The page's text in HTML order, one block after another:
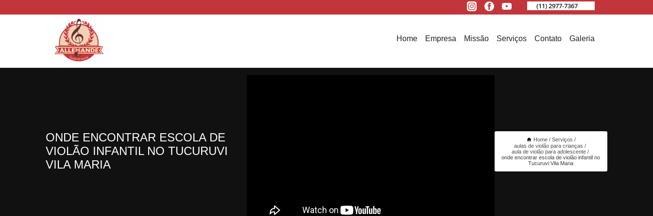
(11) 2977-7367
Home Empresa Missão Serviços Contato Galeria
ONDE ENCONTRAR ESCOLA DE
VIOLÃO INFANTIL NO TUCURUVI
VILA MARIA
Home
Serviços
aulas de violão para crianças
aula de violão para adolescente
onde encontrar escola de violão infantil no
Tucuruvi Vila Maria